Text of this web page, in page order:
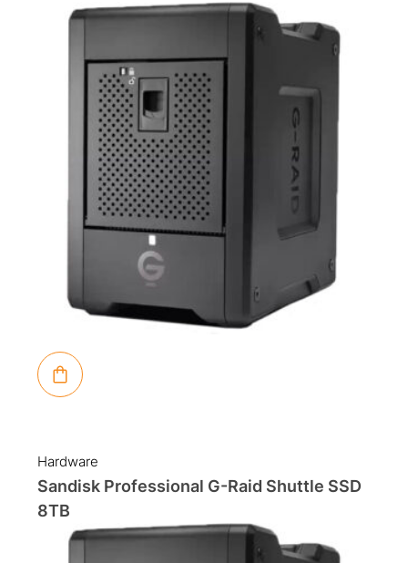
Hardware
Sandisk Professional G-Raid Shuttle SSD
8TB